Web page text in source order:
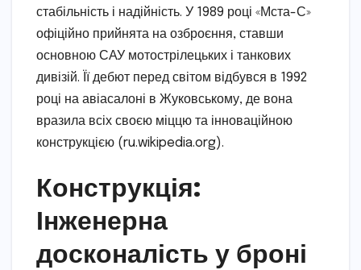
стабільність і надійність. У 1989 році «Мста-С»
офіційно прийнята на озброєння, ставши
основною САУ мотострілецьких і танкових
дивізій. Її дебют перед світом відбувся в 1992
році на авіасалоні в Жуковському, де вона
вразила всіх своєю міццю та інноваційною
конструкцією (ru.wikipedia.org).
Конструкція:
Інженерна
досконалість у броні